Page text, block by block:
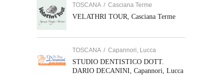
TOSCANA / Casciana Terme
VELATHRI TOUR, Casciana Terme
TOSCANA / Capannori, Lucca
STUDIO DENTISTICO DOTT.
DARIO DECANINI, Capannori, Lucca